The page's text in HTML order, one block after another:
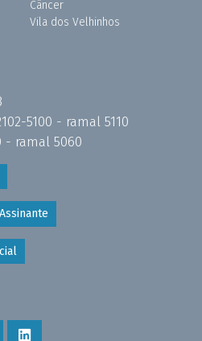
Câncer
Vila dos Velhinhos
5100 - ramal 5110
- ramal 5060